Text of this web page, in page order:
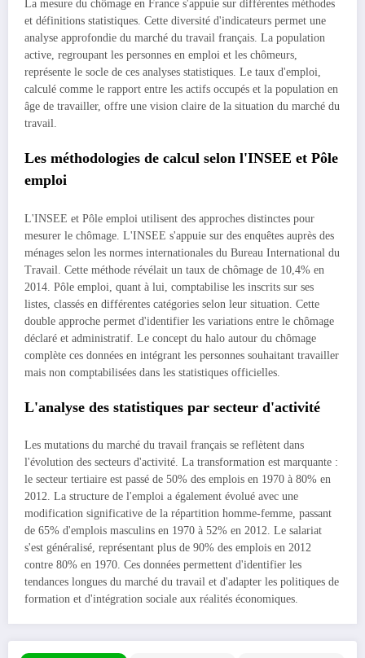
La mesure du chômage en France s'appuie sur différentes méthodes
et définitions statistiques. Cette diversité d'indicateurs permet une
analyse approfondie du marché du travail français. La population
active, regroupant les personnes en emploi et les chômeurs,
représente le socle de ces analyses statistiques. Le taux d'emploi,
calculé comme le rapport entre les actifs occupés et la population en
âge de travailler, offre une vision claire de la situation du marché du
travail.
Les méthodologies de calcul selon l'INSEE et Pôle
emploi
L'INSEE et Pôle emploi utilisent des approches distinctes pour
mesurer le chômage. L'INSEE s'appuie sur des enquêtes auprès des
ménages selon les normes internationales du Bureau International du
Travail. Cette méthode révélait un taux de chômage de 10,4% en
2014. Pôle emploi, quant à lui, comptabilise les inscrits sur ses
listes, classés en différentes catégories selon leur situation. Cette
double approche permet d'identifier les variations entre le chômage
déclaré et administratif. Le concept du halo autour du chômage
complète ces données en intégrant les personnes souhaitant travailler
mais non comptabilisées dans les statistiques officielles.
L'analyse des statistiques par secteur d'activité
Les mutations du marché du travail français se reflètent dans
l'évolution des secteurs d'activité. La transformation est marquante :
le secteur tertiaire est passé de 50% des emplois en 1970 à 80% en
2012. La structure de l'emploi a également évolué avec une
modification significative de la répartition homme-femme, passant
de 65% d'emplois masculins en 1970 à 52% en 2012. Le salariat
s'est généralisé, représentant plus de 90% des emplois en 2012
contre 80% en 1970. Ces données permettent d'identifier les
tendances longues du marché du travail et d'adapter les politiques de
formation et d'intégration sociale aux réalités économiques.